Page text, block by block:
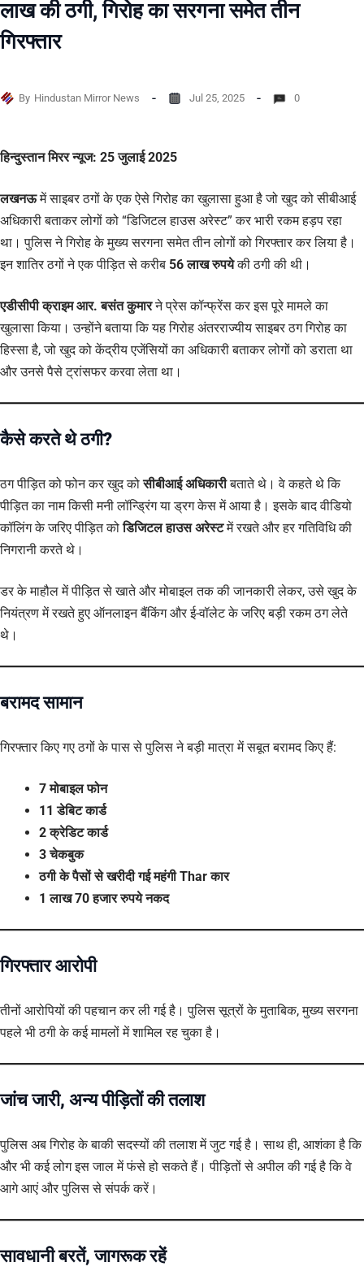
लाख की ठगी, गिरोह का सरगना समेत तीन
गिरफ्तार
By Hindustan Mirror News Jul 25, 2025 0
हिन्दुस्तान मिरर न्यूज: 25 जुलाई 2025
लखनऊमें साइबर ठगों के एक ऐसे गिरोह का खुलासा हुआ है जो खुद को सीबीआई
अधिकारी बताकर लोगों को “डिजिटल हाउस अरेस्ट” कर भारी रकम हड़प रहा
था। पुलिस ने गिरोह के मुख्य सरगना समेत तीन लोगों को गिरफ्तार कर लिया है।
इन शातिर ठगों ने एक पीड़ित से करीब 56 लाख रुपयेकी ठगी की थी।
एडीसीपी क्राइम आर. बसंत कुमारने प्रेस कॉन्फ्रेंस कर इस पूरे मामले का
खुलासा किया। उन्होंने बताया कि यह गिरोह अंतरराज्यीय साइबर ठग गिरोह का
हिस्सा है, जो खुद को केंद्रीय एजेंसियों का अधिकारी बताकर लोगों को डराता था
और उनसे पैसे ट्रांसफर करवा लेता था।
कैसे करते थे ठगी?
ठग पीड़ित को फोन कर खुद कोसीबीआई अधिकारीबताते थे। वे कहते थे कि
पीड़ित का नाम किसी मनी लॉन्ड्रिंग या ड्रग केस में आया है। इसके बाद वीडियो
कॉलिंग के जरिए पीड़ित कोडिजिटल हाउस अरेस्टमें रखते और हर गतिविधि की
निगरानी करते थे।
डर के माहौल में पीड़ित से खाते और मोबाइल तक की जानकारी लेकर, उसे खुद के
नियंत्रण में रखते हुए ऑनलाइन बैंकिंग और ई-वॉलेट के जरिए बड़ी रकम ठग लेते
थे।
बरामद सामान
गिरफ्तार किए गए ठगों के पास से पुलिस ने बड़ी मात्रा में सबूत बरामद किए हैं:
7 मोबाइल फोन
11 डेबिट कार्ड
2 क्रेडिट कार्ड
3 चेकबुक
ठगी के पैसों से खरीदी गई महंगी Thar कार
1 लाख 70 हजार रुपये नकद
गिरफ्तार आरोपी
तीनों आरोपियों की पहचान कर ली गई है। पुलिस सूत्रों के मुताबिक, मुख्य सरगना
पहले भी ठगी के कई मामलों में शामिल रह चुका है।
जांच जारी, अन्य पीड़ितों की तलाश
पुलिस अब गिरोह के बाकी सदस्यों की तलाश में जुट गई है। साथ ही, आशंका है कि
और भी कई लोग इस जाल में फंसे हो सकते हैं। पीड़ितों से अपील की गई है कि वे
आगे आएं और पुलिस से संपर्क करें।
सावधानी बरतें, जागरूक रहें